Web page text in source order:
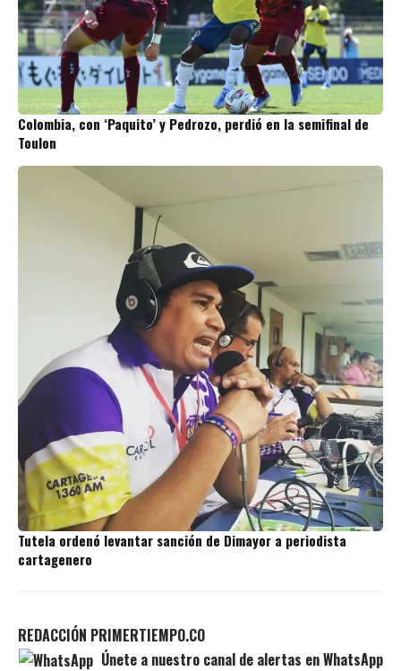
Colombia, con ‘Paquito’ y Pedrozo, perdió en la semifinal de
Toulon
Tutela ordenó levantar sanción de Dimayor a periodista
cartagenero
REDACCIÓN PRIMERTIEMPO.CO
Únete a nuestro canal de alertas en WhatsApp